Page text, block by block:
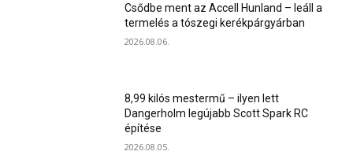
Csődbe ment az Accell Hunland – leáll a
termelés a tószegi kerékpárgyárban
2026.08.06.
8,99 kilós mestermű – ilyen lett
Dangerholm legújabb Scott Spark RC
építése
2026.08.05.